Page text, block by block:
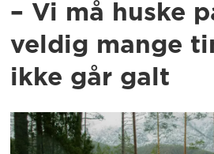
– Vi må huske
veldig mange
ikke går galt